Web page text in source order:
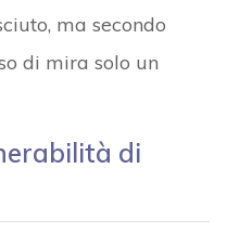
ma secondo
di mira solo un
di